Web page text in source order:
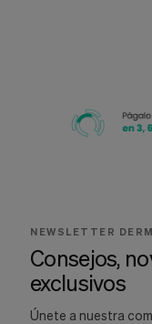
NEWSLETTER
Consejos,
exclusivos
Únete a nuestra